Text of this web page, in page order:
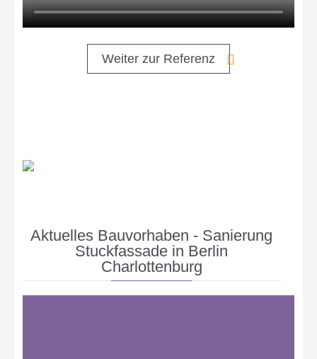
Weiter zur Referenz
Aktuelles Bauvorhaben - Sanierung
Stuckfassade in Berlin
Charlottenburg